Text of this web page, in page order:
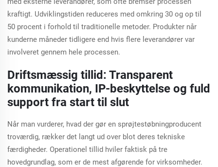
kraftigt. Udviklingstiden reduceres med omkring 30 og op til
50 procent i forhold til traditionelle metoder. Produkter når
kunderne måneder tidligere end hvis flere leverandører var
involveret gennem hele processen.
Driftsmæssig tillid: Transparent
kommunikation, IP-beskyttelse og fuld
support fra start til slut
Når man vurderer, hvad der gør en sprøjtestøbningproducent
troværdig, rækker det langt ud over blot deres tekniske
færdigheder. Operationel tillid hviler faktisk på tre
hovedgrundlag, som er de mest afgørende for virksomheder.